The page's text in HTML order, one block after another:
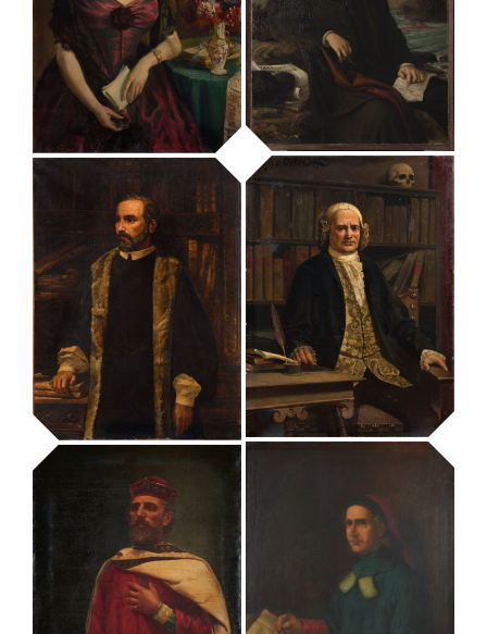
retrat de Lluís de
Requesens i de
Zúñiga retrat de Manuel
Milà i Fontanals
MUHBA - Museu d'Història de Barcelona
retrat de Maria
Josefa
Massanès
MUHBA - Museu d'Història de Barcelona
retrat de Narcís
Monturiol